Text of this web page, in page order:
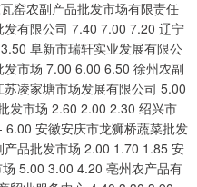
窑农副产品批发市场有限责任
有限公司 7.40 7.00 7.20 辽宁
阜新市瑞轩实业发展有限公
市场 7.00 6.00 6.50 徐州农副
凌家塘市场发展有限公司 5.00
发市场 2.60 2.00 2.30 绍兴市
安徽安庆市龙狮桥蔬菜批发
品批发市场 2.00 1.70 1.85 安
5.00 3.00 4.20 亳州农产品有